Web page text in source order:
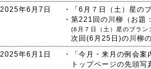
2025年6月7日
・「6月７日（土）星の
・第221回の川柳（お
(6月７日（土）星のブラン
次回(6月25日)の川柳の
2025年6月1日
・「今月・来月の例会
トップページの先頭写